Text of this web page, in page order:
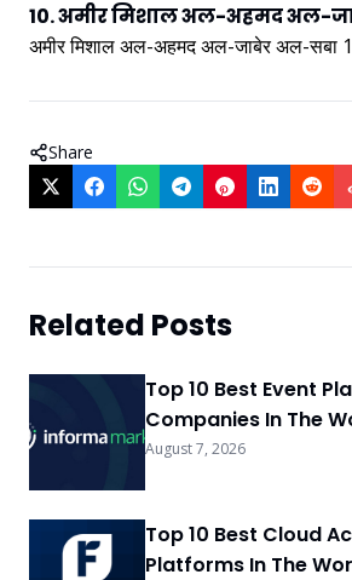
10. अमीर मिशाल अल-अहमद अल-
अमीर मिशाल अल-अहमद अल-जाबेर अल-सबा
Share
Related Posts
Top 10 Best Event
Companies In The
August 7, 2026
Top 10 Best Cloud
Platforms In The